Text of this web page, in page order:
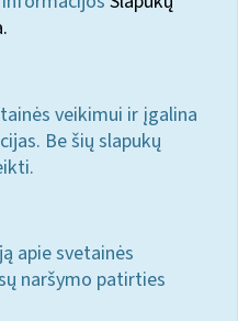
veikimui ir įgalina
Be šių slapukų
apie svetainės
naršymo patirties